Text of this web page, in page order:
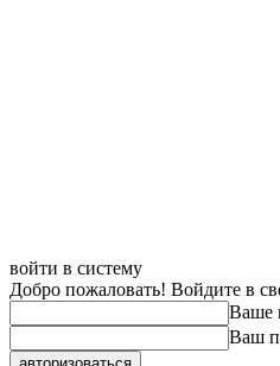
войти в систему
Добро пожаловать! Войдите в
Ваше
Ваш